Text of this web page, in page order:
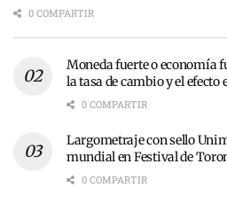
0 COMPARTIR
Moneda fuerte o economía
la tasa de cambio y el efecto
0 COMPARTIR
Largometraje con sello
mundial en Festival de
0 COMPARTIR